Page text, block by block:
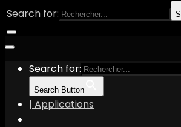
Search for:
Search for:
Search Button
| Applications